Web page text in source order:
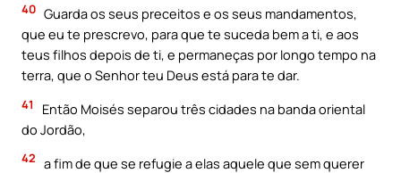
40 Guarda os seus preceitos e os seus mandamentos,
que eu te prescrevo, para que te suceda bem a ti, e aos
teus filhos depois de ti, e permaneças por Iongo tempo na
terra, que o Senhor teu Deus está para te dar.
41
Então Moisés separou três cidades na banda oriental
do Jordão,
42 a fim de que se refugie a elas aquele que sem querer